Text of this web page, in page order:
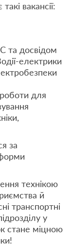
вакансії:
С та досвідом
електрики
для
за
технікою
й
транспортні
у
стане міцною